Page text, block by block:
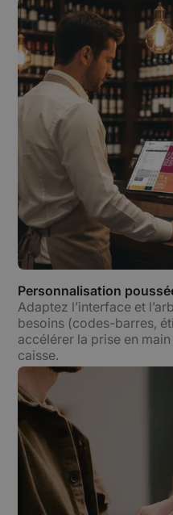
Personnalisation
Adaptez l’interface et
besoins (codes-barres,
accélérer la prise en
caisse.